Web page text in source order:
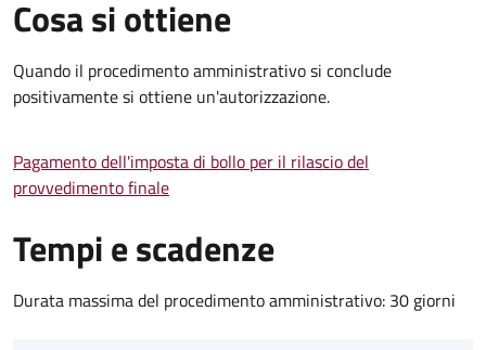
Cosa si ottiene
Quando il procedimento amministrativo si conclude
positivamente si ottiene un'autorizzazione.
Pagamento dell'imposta di bollo per il rilascio del
provvedimento finale
Tempi e scadenze
Durata massima del procedimento amministrativo: 30 giorni